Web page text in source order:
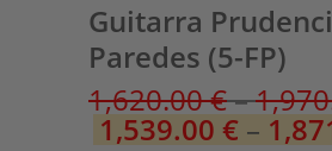
Guitarra
Paredes (5-FP)
1,620.00€–
1,539.00 € –